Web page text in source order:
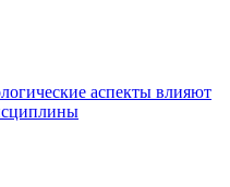
аспекты влияют